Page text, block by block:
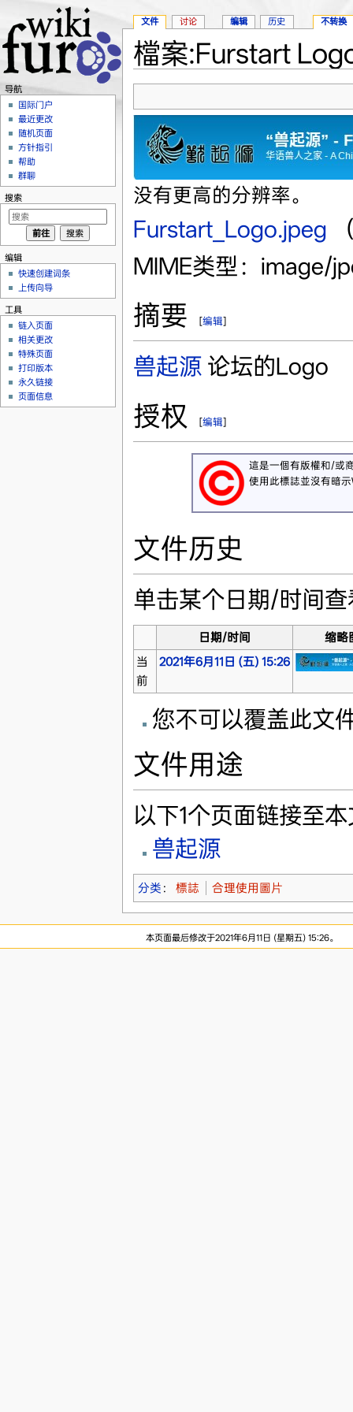
檔案:Furstart
没有更高的分辨率。
Furstart_Logo.jpeg
MIME类型：image/
摘要 [编辑]
兽起源论坛的Logo
授权 [编辑]
這是一個有版權和/或
使用此標誌並沒有暗
文件历史
单击某个日期/时间
日期/时间
缩略
当
前
2021年6月11日 (五) 15:26
您不可以覆盖此文
文件用途
以下1个页面链接至
兽起源
分类 ： 標誌 合理使用圖片
文件 讨论 编辑 历史 不转换
导航
国际门户
最近更改
随机页面
方针指引
帮助
群聊
搜索
编辑
快速创建词条
上传向导
工具
链入页面
相关更改
特殊页面
打印版本
永久链接
页面信息
本页面最后修改于2021年6月11日 (星期五) 15:26。